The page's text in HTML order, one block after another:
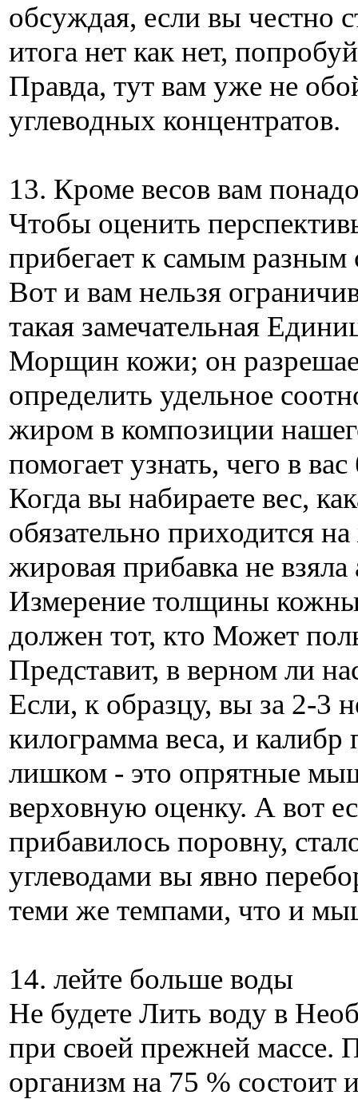
обсуждая, если вы честно
итога нет как нет,
Правда, тут вам уже не
углеводных концентратов.
13. Кроме весов вам
Чтобы оценить
прибегает к самым
Вот и вам нельзя
такая замечательная
Морщин кожи; он
определить удельное
жиром в композиции
помогает узнать, чего в
Когда вы набираете вес,
обязательно приходится
жировая прибавка не
Измерение толщины
должен тот, кто Может
Представит, в верном ли
Если, к образцу, вы за 2-3
килограмма веса, и калибр
лишком - это опрятные
верховную оценку. А вот
прибавилось поровну,
углеводами вы явно
теми же темпами, что и
14. лейте больше воды
Не будете Лить воду в
при своей прежней массе.
организм на 75 % состоит